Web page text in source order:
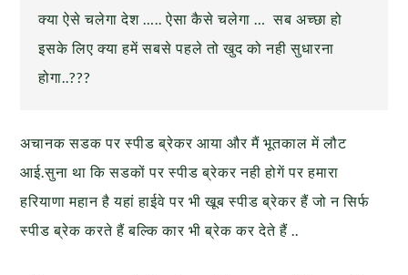
क्या ऐसे चलेगा देश ….. ऐसा कैसे चलेगा … सब अच्छा हो
इसके लिए क्या हमें सबसे पहले तो खुद को नही सुधारना
होगा..???
अचानक सडक पर स्पीड ब्रेकर आया और मैं भूतकाल में लौट
आई.सुना था कि सडकों पर स्पीड ब्रेकर नही होगें पर हमारा
हरियाणा महान है यहां हाईवे पर भी खूब स्पीड ब्रेकर हैं जो न सिर्फ
स्पीड ब्रेक करते हैं बल्कि कार भी ब्रेक कर देते हैं ..